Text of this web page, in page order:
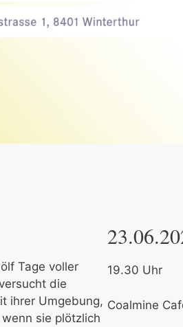
Tage voller
die
ihrer Umgebung,
sie plötzlich
19.30 Uhr
Coalmine